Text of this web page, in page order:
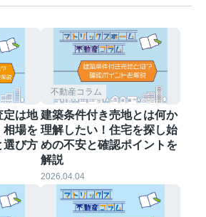
定は地
相場を
選び方
不動産コラム
建築条件付き売地とは何か
理解したい！住宅を探し始
めの不安と確認ポイントを
解説
2026.04.04